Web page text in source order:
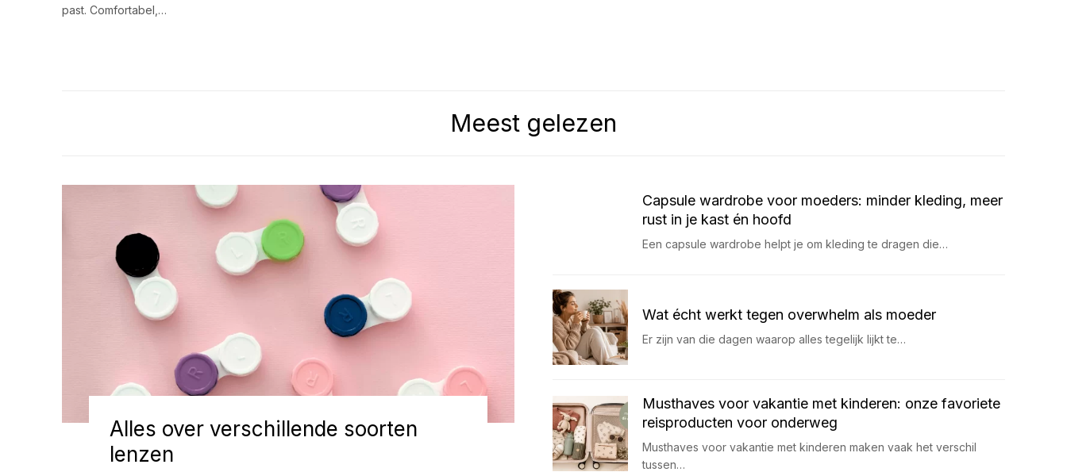
past. Comfortabel,…
Meest gelezen
Alles over verschillende soorten
lenzen
Capsule wardrobe voor moeders: minder kleding, meer
rust in je kast én hoofd
Een capsule wardrobe helpt je om kleding te dragen die…
Wat écht werkt tegen overwhelm als moeder
Er zijn van die dagen waarop alles tegelijk lijkt te…
Musthaves voor vakantie met kinderen: onze favoriete
reisproducten voor onderweg
Musthaves voor vakantie met kinderen maken vaak het verschil
tussen…